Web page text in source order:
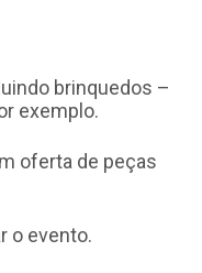
brinquedos –
exemplo.
oferta de peças
o evento.